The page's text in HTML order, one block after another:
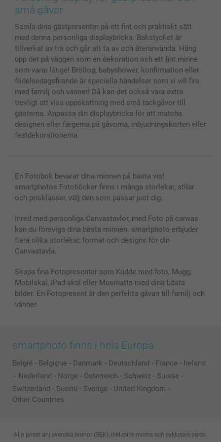
Skal till Mobil & Surfplatta
Fotoalmanackor & Fotoagenda
Fotoramar & Tillbehör
Presentkort
Alla fotoprodukter
Sitemap
Investor Relations
smartbonus
Status på beställningar
små gåvor
Samla dina gästpresenter på ett fint och praktiskt sätt
med denna personliga displaybricka. Bakstycket är
tillverkat av trä och går att ta av och återanvända. Häng
upp det på väggen som en dekoration och ett fint minne
som varar länge! Bröllop, babyshower, konfirmation eller
födelsedagsfirande är speciella händelser som vi vill fira
med familj och vänner! Då kan det också vara extra
trevligt att visa uppskattning med små tackgåvor till
gästerna. Anpassa din displaybricka för att matcha
designen eller färgerna på gåvorna, inbjudningskorten eller
festdekorationerna.
En Fotobok bevarar dina minnen på bästa vis!
smartphotos Fotoböcker finns i många storlekar, stilar
och prisklasser, välj den som passar just dig.
Inred med personliga Canvastavlor, med Foto på canvas
kan du föreviga dina bästa minnen. smartphoto erbjuder
flera olika storlekar, format och designs för din
Canvastavla.
Skapa fina Fotopresenter som Kudde med foto, Mugg,
Mobilskal, iPad-skal eller Musmatta med dina bästa
bilder. En Fotopresent är den perfekta gåvan till familj och
vänner.
smartphoto finns i hela Europa
België - Belgique - Danmark - Deutschland - France - Ireland
- Nederland - Norge - Österreich - Schweiz - Suisse -
Switzerland - Suomi - Sverige - United Kingdom -
Other Countries
Alla priser är i svenska kronor (SEK), inklusive moms och exklusive porto.